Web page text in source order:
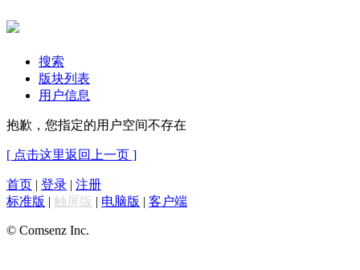
搜索
版块列表
用户信息
抱歉，您指定的用户空间不存在
[ 点击这里返回上一页 ]
首页 | 登录 | 注册
标准版 | 触屏版 | 电脑版 | 客户端
© Comsenz Inc.